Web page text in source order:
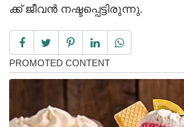
ക്ക് ജീവൻ നഷ്ടപ്പെട്ടിരുന്നു.